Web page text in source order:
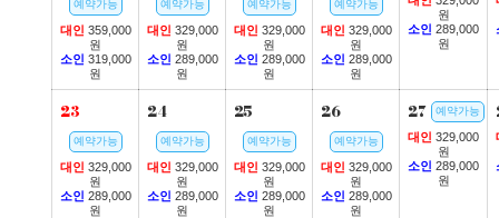
예약가능
대인 359,000
원
소인 319,000
원
예약가능
대인 329,000
원
소인 289,000
원
예약가능
대인 329,000
원
소인 289,000
원
예약가능
대인 329,000
원
소인 289,000
원
원
소인 289,000
원
23
예약가능
대인 329,000
원
소인 289,000
원
24
예약가능
대인 329,000
원
소인 289,000
원
25
예약가능
대인 329,000
원
소인 289,000
원
26
예약가능
대인 329,000
원
소인 289,000
원
27 예약가능
대인 329,000
원
소인 289,000
원